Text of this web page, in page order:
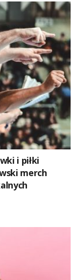
i piłki
merch